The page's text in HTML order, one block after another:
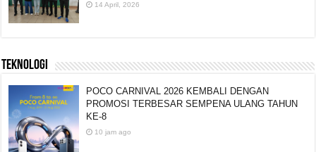
14 April, 2026
TEKNOLOGI
POCO CARNIVAL 2026 KEMBALI DENGAN
PROMOSI TERBESAR SEMPENA ULANG TAHUN
KE-8
10 jam ago